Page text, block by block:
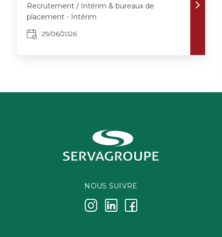
Recrutement / Intérim & bureaux de
placement - Intérim
29/06/2026
NOUS SUIVRE
j k i